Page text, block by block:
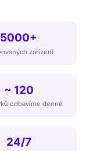
5000+
zařízení
~ 120
odbavíme denně
24/7